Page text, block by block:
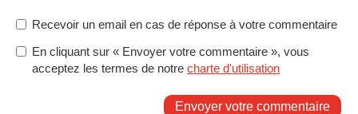
Recevoir un email en cas de réponse à votre commentaire
En cliquant sur « Envoyer votre commentaire », vous
acceptez les termes de notre charte d'utilisation
Envoyer votre commentaire